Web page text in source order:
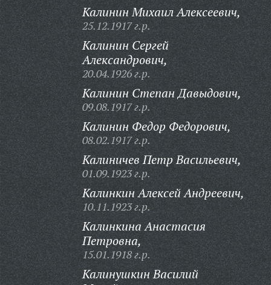
Калинин Михаил Алексеевич,
25.12.1917 г.р.
Калинин Сергей
Александрович,
20.04.1926 г.р.
Калинин Степан Давыдович,
09.08.1917 г.р.
Калинин Федор Федорович,
08.02.1917 г.р.
Калиничев Петр Васильевич,
01.09.1923 г.р.
Калинкин Алексей Андреевич,
10.11.1923 г.р.
Калинкина Анастасия
Петровна,
15.01.1918 г.р.
Калинушкин Василий